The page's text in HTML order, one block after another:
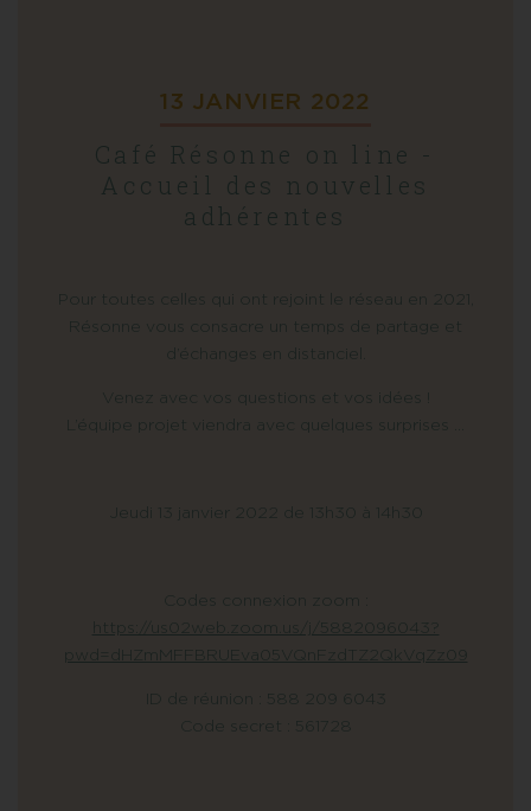
13 JANVIER 2022
Café Résonne on line -
Accueil des nouvelles
adhérentes
Pour toutes celles qui ont rejoint le réseau en 2021,
Résonne vous consacre un temps de partage et
d’échanges en distanciel.
Venez avec vos questions et vos idées !
L’équipe projet viendra avec quelques surprises …
Jeudi 13 janvier 2022 de 13h30 à 14h30
Codes connexion zoom :
https://us02web.zoom.us/j/5882096043?
pwd=dHZmMFFBRUEva05VQnFzdTZ2QkVqZz09
ID de réunion : 588 209 6043
Code secret : 561728